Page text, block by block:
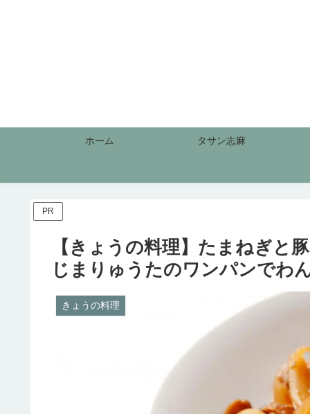
ホーム タサン志麻
PR
【きょうの料理】たまねぎと
じまりゅうたのワンパンでわ
きょうの料理